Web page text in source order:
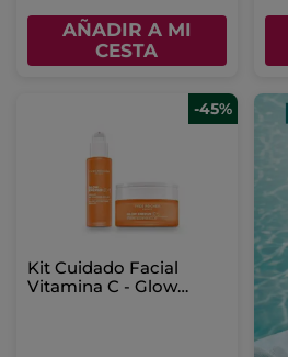
AÑADIR A MI
CESTA
-45%
Kit Cuidado Facial
Vitamina C - Glow